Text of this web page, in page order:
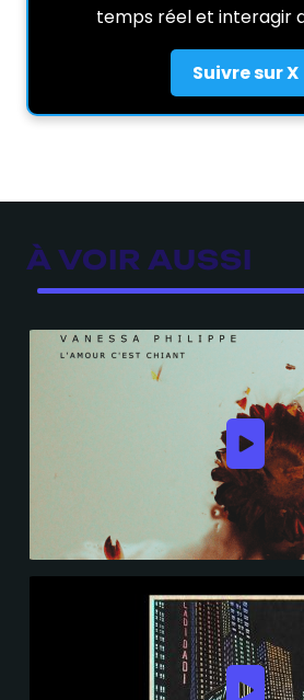
temps réel et interagir
Suivre sur X
À VOIR AUSSI